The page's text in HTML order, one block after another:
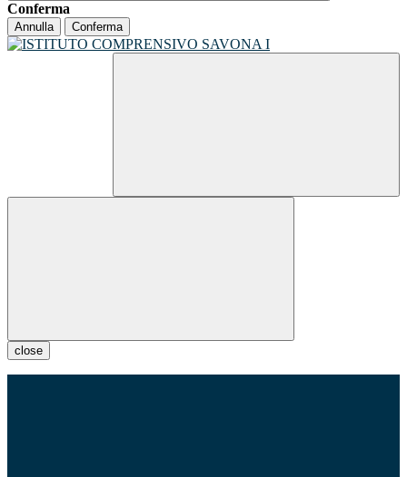
Conferma
Annulla Conferma
close